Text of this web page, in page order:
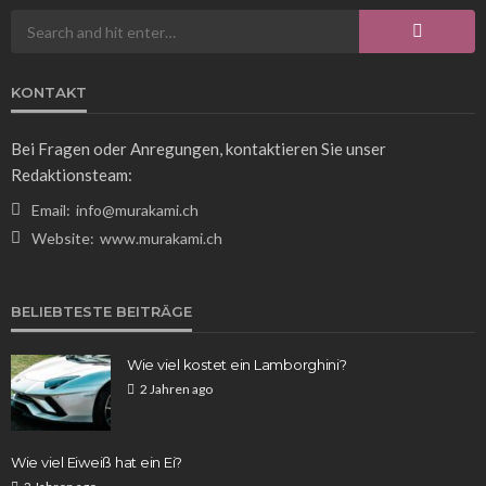
Das Pumpkin Spice Café: Ein Herbstgenuss für
Franz Rosner 6 Tagen ago
KONTAKT
Bei Fragen oder Anregungen, kontaktieren Sie unser
Redaktionsteam:
Email: info@murakami.ch
Website: www.murakami.ch
BELIEBTESTE BEITRÄGE
Wie viel kostet ein Lamborghini?
2 Jahren ago
Wie viel Eiweiß hat ein Ei?